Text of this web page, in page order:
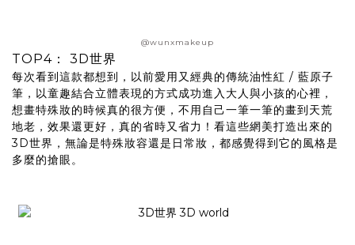
@wunxmakeup
TOP4： 3D世界
每次看到這款都想到，以前愛用又經典的傳統油性紅 / 藍原子
筆，以童趣結合立體表現的方式成功進入大人與小孩的心裡，
想畫特殊妝的時候真的很方便，不用自己一筆一筆的畫到天荒
地老，效果還更好，真的省時又省力！看這些網美打造出來的
3D世界，無論是特殊妝容還是日常妝，都感覺得到它的風格是
多麼的搶眼。